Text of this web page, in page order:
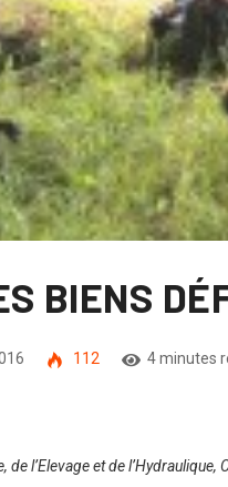
BIENS
112 4 minutes
de l’Elevage et de